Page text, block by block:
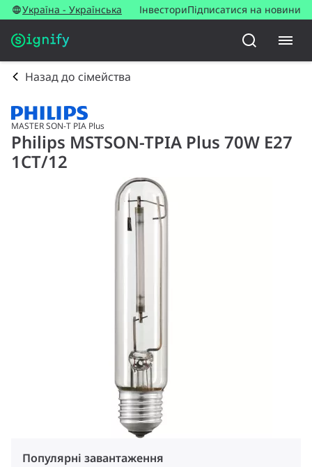
Україна - Українська ІнвесториПідписатися на новини
Назад до сімейства
MASTER SON-T PIA Plus
Philips MSTSON-TPIA Plus 70W E27
1CT/12
Популярні завантаження